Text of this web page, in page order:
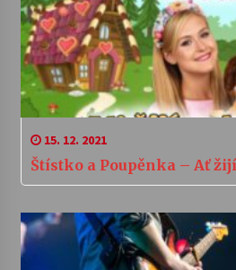
15. 12. 2021
Štístko a Poupěnka – Ať